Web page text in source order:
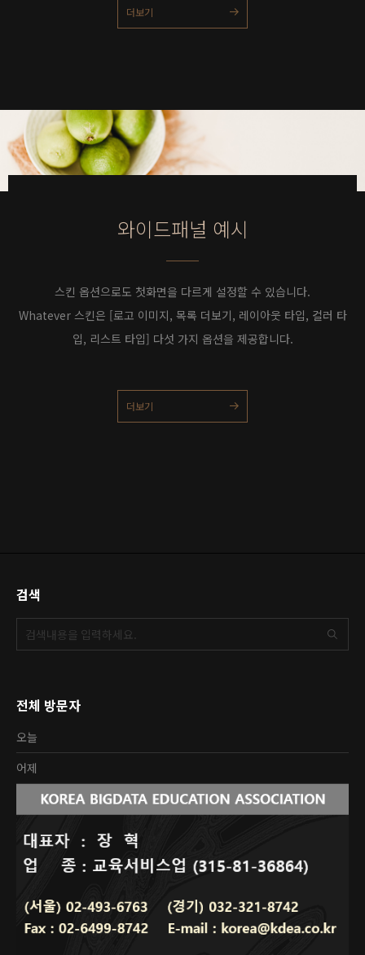
더보기
와이드패널 예시
스킨 옵션으로도 첫화면을 다르게 설정할 수 있습니다.
Whatever 스킨은 [로고 이미지, 목록 더보기, 레이아웃 타입, 컬러 타
입, 리스트 타입] 다섯 가지 옵션을 제공합니다.
더보기
검색
전체 방문자
오늘
어제